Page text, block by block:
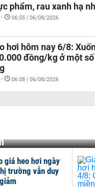
phẩm, rau xanh hạ
- 06:55 | 06/08/2026
hơi hôm nay 6/8:
đồng/kg ở một
- 06:08 | 06/08/2026
giá heo hơi ngày
trường vẫn duy